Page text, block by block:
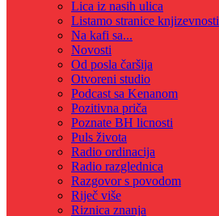
Lica iz nasih ulica
Listamo stranice knjizevnosti
Na kafi sa...
Novosti
Od posla čaršija
Otvoreni studio
Podcast sa Kenanom
Pozitivna priča
Poznate BH licnosti
Puls života
Radio ordinacija
Radio razglednica
Razgovor s povodom
Riječ više
Riznica znanja